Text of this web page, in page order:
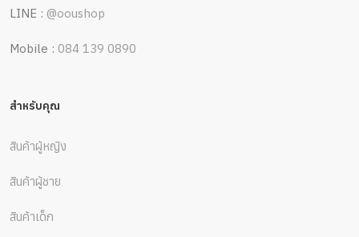
LINE : @ooushop
Mobile : 084 139 0890
สำหรับคุณ
สินค้าผู้หญิง
สินค้าผู้ชาย
สินค้าเด็ก